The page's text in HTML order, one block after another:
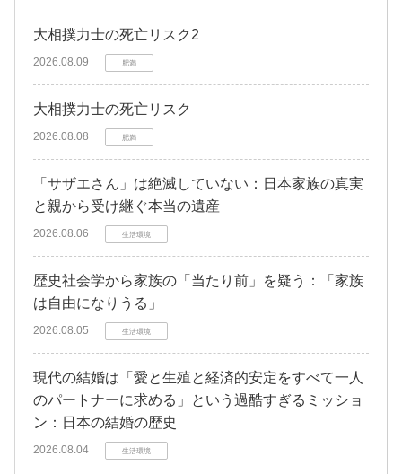
大相撲力士の死亡リスク2
2026.08.09 肥満
大相撲力士の死亡リスク
2026.08.08 肥満
「サザエさん」は絶滅していない：日本家族の真実
と親から受け継ぐ本当の遺産
2026.08.06 生活環境
歴史社会学から家族の「当たり前」を疑う：「家族
は自由になりうる」
2026.08.05 生活環境
現代の結婚は「愛と生殖と経済的安定をすべて一人
のパートナーに求める」という過酷すぎるミッショ
ン：日本の結婚の歴史
2026.08.04 生活環境